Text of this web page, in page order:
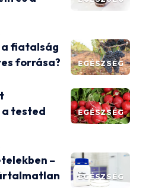
EGÉSZSÉG
a fiatalság
forrása?
EGÉSZSÉG
a tested
EGÉSZSÉG
–